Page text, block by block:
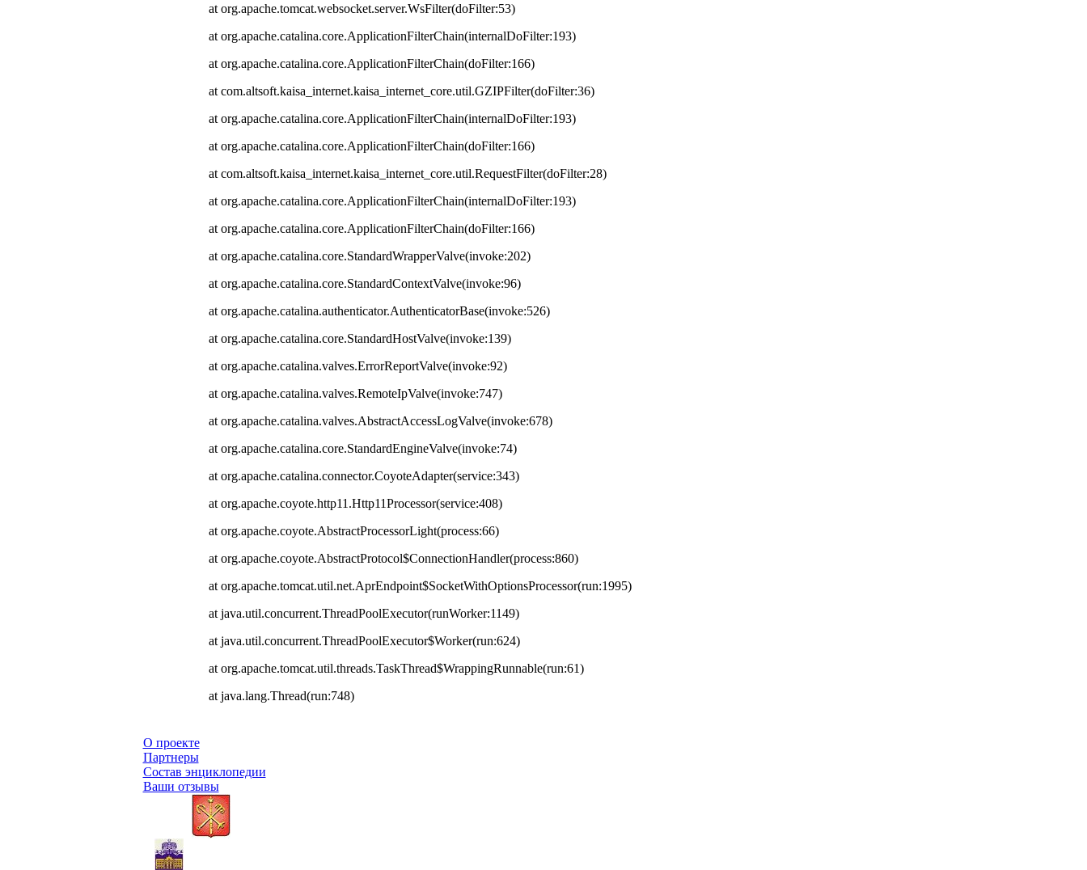
at org.apache.tomcat.websocket.server.WsFilter(doFilter:53)
at org.apache.catalina.core.ApplicationFilterChain(internalDoFilter:193)
at org.apache.catalina.core.ApplicationFilterChain(doFilter:166)
at com.altsoft.kaisa_internet.kaisa_internet_core.util.GZIPFilter(doFilter:36)
at org.apache.catalina.core.ApplicationFilterChain(internalDoFilter:193)
at org.apache.catalina.core.ApplicationFilterChain(doFilter:166)
at com.altsoft.kaisa_internet.kaisa_internet_core.util.RequestFilter(doFilter:28)
at org.apache.catalina.core.ApplicationFilterChain(internalDoFilter:193)
at org.apache.catalina.core.ApplicationFilterChain(doFilter:166)
at org.apache.catalina.core.StandardWrapperValve(invoke:202)
at org.apache.catalina.core.StandardContextValve(invoke:96)
at org.apache.catalina.authenticator.AuthenticatorBase(invoke:526)
at org.apache.catalina.core.StandardHostValve(invoke:139)
at org.apache.catalina.valves.ErrorReportValve(invoke:92)
at org.apache.catalina.valves.RemoteIpValve(invoke:747)
at org.apache.catalina.valves.AbstractAccessLogValve(invoke:678)
at org.apache.catalina.core.StandardEngineValve(invoke:74)
at org.apache.catalina.connector.CoyoteAdapter(service:343)
at org.apache.coyote.http11.Http11Processor(service:408)
at org.apache.coyote.AbstractProcessorLight(process:66)
at org.apache.coyote.AbstractProtocol$ConnectionHandler(process:860)
at org.apache.tomcat.util.net.AprEndpoint$SocketWithOptionsProcessor(run:1995)
at java.util.concurrent.ThreadPoolExecutor(runWorker:1149)
at java.util.concurrent.ThreadPoolExecutor$Worker(run:624)
at org.apache.tomcat.util.threads.TaskThread$WrappingRunnable(run:61)
at java.lang.Thread(run:748)
О проекте
Партнеры
Состав энциклопедии
Ваши отзывы